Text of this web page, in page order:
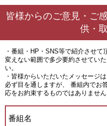
皆様からのご意見・ご
供・
・番組・HP・SNS等で紹介させ
変えない範囲で多少要約させてい
い。
・皆様からいただいたメッセージ
必ず目を通しますが、 番組内でお
応をお約束するものではありません
番組名